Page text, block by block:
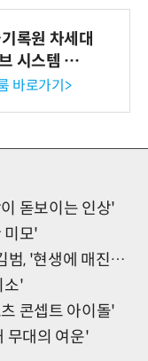
록원 차세대
시스템 구축
바로가기>
돋보이는 인상'
미모'
생에 매진하세요'
소'
콘셉트 아이돌'
무대의 여운'